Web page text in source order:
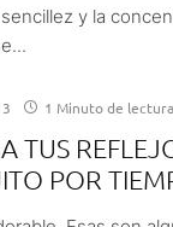
y la
1 Minuto de lectura
TUS
POR